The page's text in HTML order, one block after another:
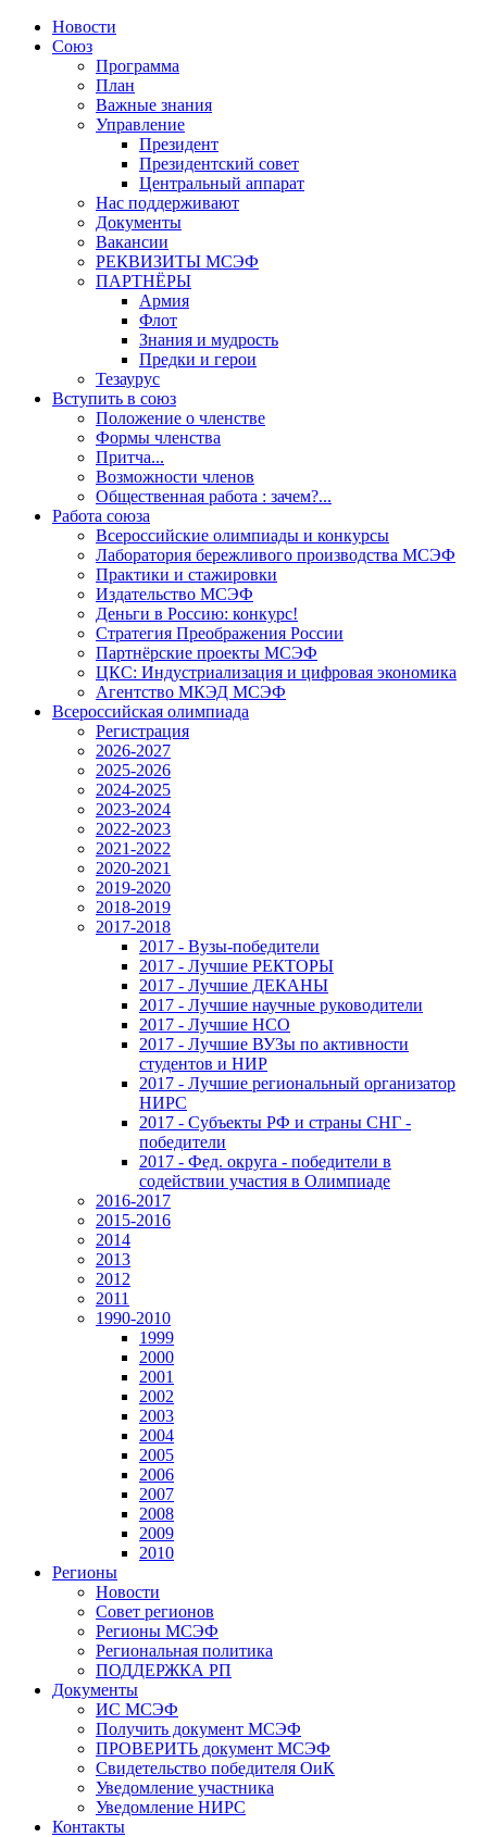
Новости
Союз
Программа
План
Важные знания
Управление
Президент
Президентский совет
Центральный аппарат
Нас поддерживают
Документы
Вакансии
РЕКВИЗИТЫ МСЭФ
ПАРТНЁРЫ
Армия
Флот
Знания и мудрость
Предки и герои
Тезаурус
Вступить в союз
Положение о членстве
Формы членства
Притча...
Возможности членов
Общественная работа : зачем?...
Работа союза
Всероссийские олимпиады и конкурсы
Лаборатория бережливого производства МСЭФ
Практики и стажировки
Издательство МСЭФ
Деньги в Россию: конкурс!
Стратегия Преображения России
Партнёрские проекты МСЭФ
ЦКС: Индустриализация и цифровая экономика
Агентство МКЭД МСЭФ
Всероссийская олимпиада
Регистрация
2026-2027
2025-2026
2024-2025
2023-2024
2022-2023
2021-2022
2020-2021
2019-2020
2018-2019
2017-2018
2017 - Вузы-победители
2017 - Лучшие РЕКТОРЫ
2017 - Лучшие ДЕКАНЫ
2017 - Лучшие научные руководители
2017 - Лучшие НСО
2017 - Лучшие ВУЗы по активности
студентов и НИР
2017 - Лучшие региональный организатор
НИРС
2017 - Субъекты РФ и страны СНГ -
победители
2017 - Фед. округа - победители в
содействии участия в Олимпиаде
2016-2017
2015-2016
2014
2013
2012
2011
1990-2010
1999
2000
2001
2002
2003
2004
2005
2006
2007
2008
2009
2010
Регионы
Новости
Совет регионов
Регионы МСЭФ
Региональная политика
ПОДДЕРЖКА РП
Документы
ИС МСЭФ
Получить документ МСЭФ
ПРОВЕРИТЬ документ МСЭФ
Свидетельство победителя ОиК
Уведомление участника
Уведомление НИРС
Контакты